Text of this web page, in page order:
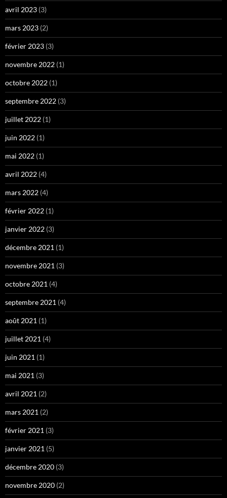
avril 2023 (3)
mars 2023 (2)
février 2023 (3)
novembre 2022 (1)
octobre 2022 (1)
septembre 2022 (3)
juillet 2022 (1)
juin 2022 (1)
mai 2022 (1)
avril 2022 (4)
mars 2022 (4)
février 2022 (1)
janvier 2022 (3)
décembre 2021 (1)
novembre 2021 (3)
octobre 2021 (4)
septembre 2021 (4)
août 2021 (1)
juillet 2021 (4)
juin 2021 (1)
mai 2021 (3)
avril 2021 (2)
mars 2021 (2)
février 2021 (3)
janvier 2021 (5)
décembre 2020 (3)
novembre 2020 (2)